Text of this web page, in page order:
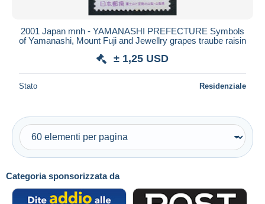
Categoria sponsorizzata da
2001 Japan mnh - YAMANASHI PREFECTURE Symbols
of Yamanashi, Mount Fuji and Jewellry grapes traube raisin
± 1,25 USD
Stato Residenziale